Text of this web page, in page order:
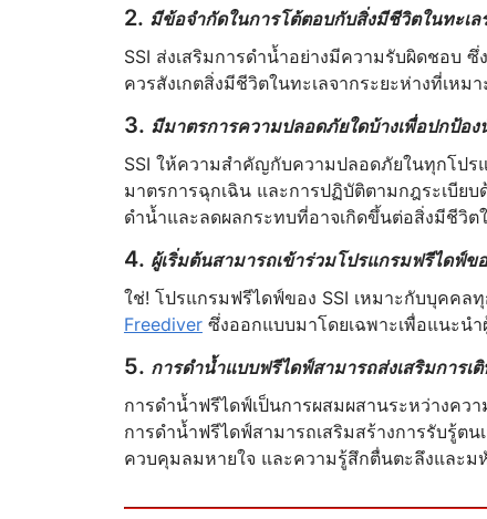
2. มีข้อจำกัดในการโต้ตอบกับสิ่งมีชีวิตในทะเ
SSI ส่งเสริมการดำน้ำอย่างมีความรับผิดชอบ
ควรสังเกตสิ่งมีชีวิตในทะเลจากระยะห่างที่เห
3. มีมาตรการความปลอดภัยใดบ้างเพื่อปกป้อง
SSI ให้ความสำคัญกับความปลอดภัยในทุกโปร
มาตรการฉุกเฉิน และการปฏิบัติตามกฎระเบีย
ดำน้ำและลดผลกระทบที่อาจเกิดขึ้นต่อสิ่งมีชีวิต
4. ผู้เริ่มต้นสามารถเข้าร่วมโปรแกรมฟรีไดฟ์ข
ใช่! โปรแกรมฟรีไดฟ์ของ SSI เหมาะกับบุคคล
Freediverซึ่งออกแบบมาโดยเฉพาะเพื่อแนะน
5. การดำน้ำแบบฟรีไดฟ์สามารถส่งเสริมการ
การดำน้ำฟรีไดฟ์เป็นการผสมผสานระหว่างคว
การดำน้ำฟรีไดฟ์สามารถเสริมสร้างการรับรู้ต
ควบคุมลมหายใจ และความรู้สึกตื่นตะลึงและม